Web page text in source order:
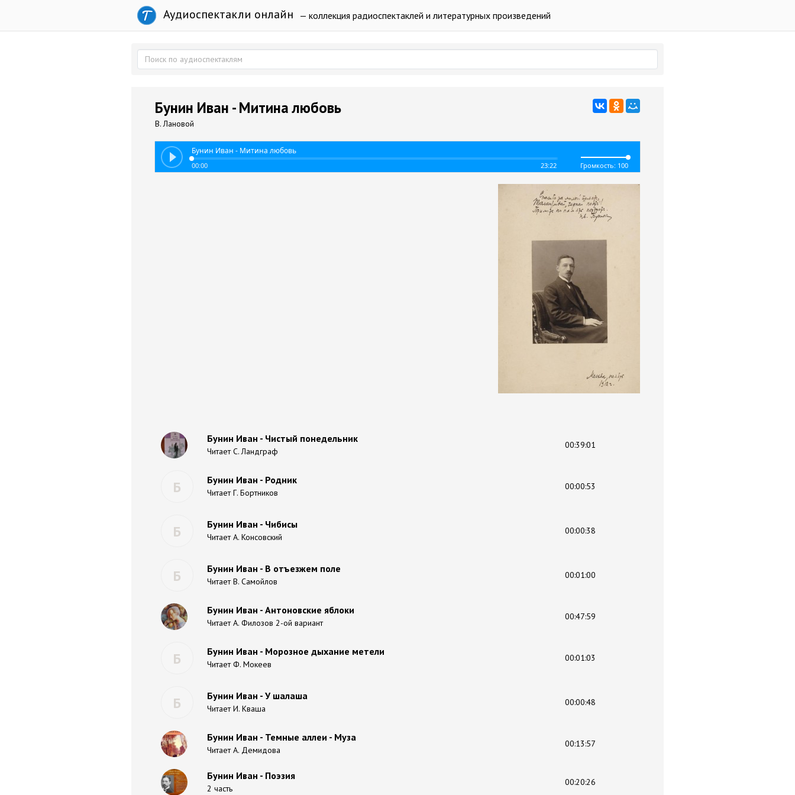
Аудиоспектакли онлайн — коллекция радиоспектаклей и литературных произведений
Бунин Иван - Митина любовь
В. Лановой
Бунин Иван - Митина любовь
00:00 23:22 Громкость: 100
Бунин Иван - Чистый понедельник
Читает С. Ландграф
00:39:01
Б Бунин Иван - Родник
Читает Г. Бортников
00:00:53
Б Бунин Иван - Чибисы
Читает А. Консовский
00:00:38
Б Бунин Иван - В отъезжем поле
Читает В. Самойлов
00:01:00
Бунин Иван - Антоновские яблоки
Читает А. Филозов 2-ой вариант
00:47:59
Б Бунин Иван - Морозное дыхание метели
Читает Ф. Мокеев
00:01:03
Б Бунин Иван - У шалаша
Читает И. Кваша
00:00:48
Бунин Иван - Темные аллеи - Муза
Читает А. Демидова
00:13:57
Бунин Иван - Поэзия
2 часть
00:20:26